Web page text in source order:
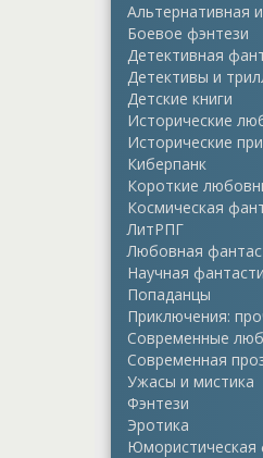
Альтернативная
Боевое фэнтези
Детективная
Детективы и
Детские книги
Исторические
Исторические
Киберпанк
Короткие
Космическая
ЛитРПГ
Любовная
Научная
Попаданцы
Приключения:
Современные
Современная
Ужасы и мистика
Фэнтези
Эротика
Юмористическая